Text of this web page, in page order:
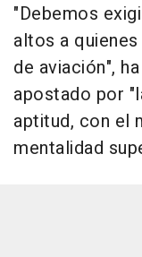
"Debemos
altos a
de aviación",
apostado por
aptitud, con el
mentalidad